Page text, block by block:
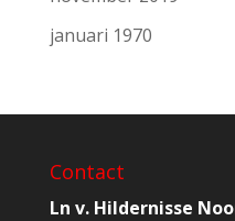
januari 1970
Contact
Ln v. Hildernisse